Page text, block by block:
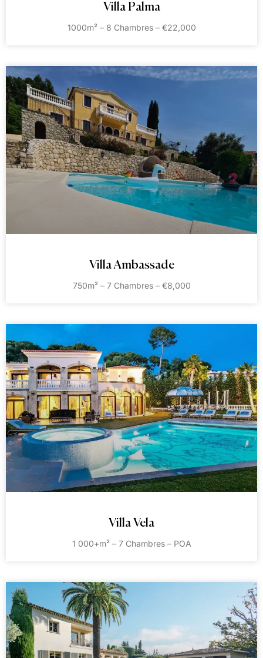
Villa Palma
1000m² – 8 Chambres – €22,000
Villa Ambassade
750m² – 7 Chambres – €8,000
Villa Vela
1 000+m² – 7 Chambres – POA